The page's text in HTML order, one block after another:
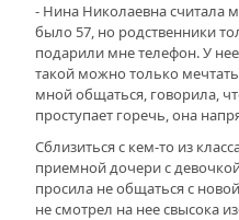
- Нина Николаевна считала
было 57, но родственники
подарили мне телефон. У
такой можно только
мной общаться, говорила,
проступает горечь, она
Сблизиться с кем-то из
приемной дочери с
просила не общаться с
не смотрел на нее свысока